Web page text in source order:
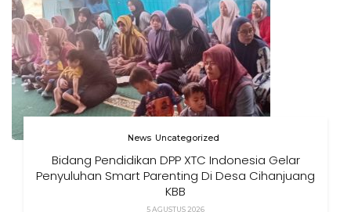
News Uncategorized
Bidang Pendidikan DPP XTC Indonesia Gelar
Penyuluhan Smart Parenting Di Desa Cihanjuang
KBB
5 AGUSTUS 2026